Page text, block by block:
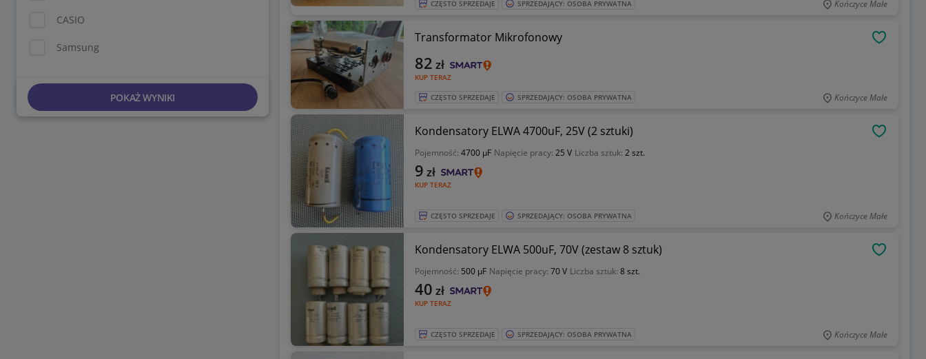
CASIO
Samsung
POKAŻ WYNIKI
CZĘSTO SPRZEDAJE SPRZEDAJĄCY: OSOBA PRYWATNA Kończyce Małe
Transformator Mikrofonowy
KUP TERAZ
82 zł
CZĘSTO SPRZEDAJE SPRZEDAJĄCY: OSOBA PRYWATNA Kończyce Małe
Kondensatory ELWA 4700uF, 25V (2 sztuki)
Pojemność: 4700 µF Napięcie pracy: 25 V Liczba sztuk: 2 szt.
KUP TERAZ
9 zł
CZĘSTO SPRZEDAJE SPRZEDAJĄCY: OSOBA PRYWATNA Kończyce Małe
Kondensatory ELWA 500uF, 70V (zestaw 8 sztuk)
Pojemność: 500 µF Napięcie pracy: 70 V Liczba sztuk: 8 szt.
KUP TERAZ
40 zł
CZĘSTO SPRZEDAJE SPRZEDAJĄCY: OSOBA PRYWATNA Kończyce Małe